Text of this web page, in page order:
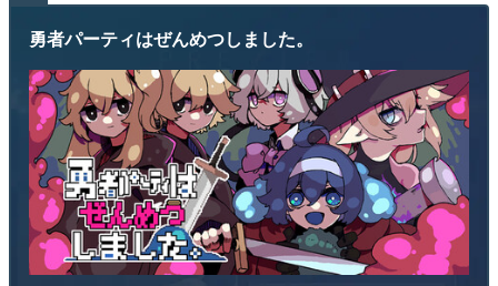
勇者パーティはぜんめつしました。